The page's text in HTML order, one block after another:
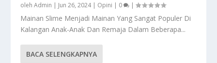
olehAdmin | Jun 26, 2024| Opini | 0 |
Mainan Slime Menjadi Mainan Yang Sangat Populer Di
Kalangan Anak-Anak Dan Remaja Dalam Beberapa...
BACA SELENGKAPNYA